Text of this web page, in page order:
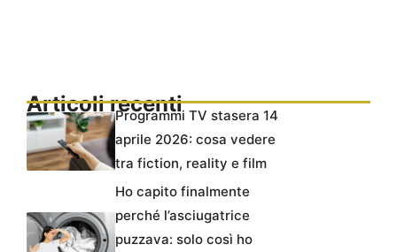
Articoli recentiProgrammi TV stasera 14
aprile 2026: cosa vedere
tra fiction, reality e film
Ho capito finalmente
perché l’asciugatrice
puzzava: solo così ho